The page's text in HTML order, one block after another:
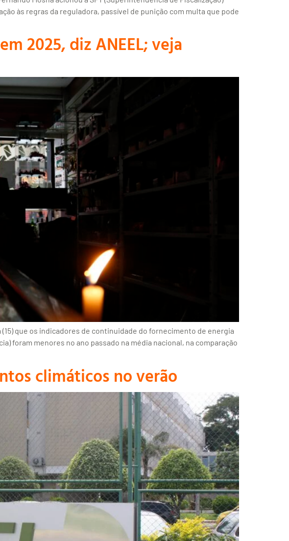
às regras da reguladora, passível de punição com multa que pode
2025, diz ANEEL; veja
que os indicadores de continuidade do fornecimento de energia
foram menores no ano passado na média nacional, na comparação
climáticos no verão